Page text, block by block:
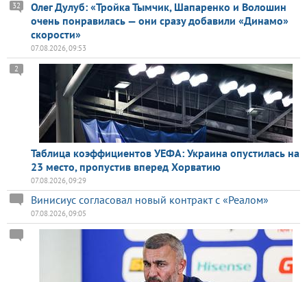
Олег Дулуб: «Тройка Тымчик, Шапаренко и Волошин
очень понравилась — они сразу добавили «Динамо»
скорости»
32
07.08.2026, 09:53
Таблица коэффициентов УЕФА: Украина опустилась на
23 место, пропустив вперед Хорватию
2
07.08.2026, 09:29
Винисиус согласовал новый контракт с «Реалом»
07.08.2026, 09:05